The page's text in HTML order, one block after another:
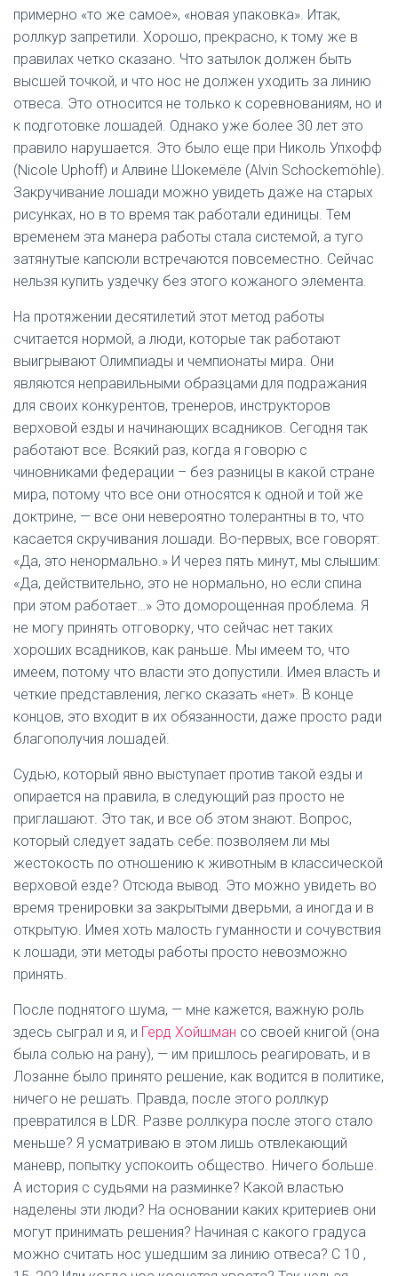
примерно «то же самое», «новая упаковка». Итак,
роллкур запретили. Хорошо, прекрасно, к тому же в
правилах четко сказано. Что затылок должен быть
высшей точкой, и что нос не должен уходить за линию
отвеса. Это относится не только к соревнованиям, но и
к подготовке лошадей. Однако уже более 30 лет это
правило нарушается. Это было еще при Николь Упхофф
(Nicole Uphoff) и Алвине Шокемёле (Alvin Schockemöhle).
Закручивание лошади можно увидеть даже на старых
рисунках, но в то время так работали единицы. Тем
временем эта манера работы стала системой, а туго
затянутые капсюли встречаются повсеместно. Сейчас
нельзя купить уздечку без этого кожаного элемента.
На протяжении десятилетий этот метод работы
считается нормой, а люди, которые так работают
выигрывают Олимпиады и чемпионаты мира. Они
являются неправильными образцами для подражания
для своих конкурентов, тренеров, инструкторов
верховой езды и начинающих всадников. Сегодня так
работают все. Всякий раз, когда я говорю с
чиновниками федерации – без разницы в какой стране
мира, потому что все они относятся к одной и той же
доктрине, — все они невероятно толерантны в то, что
касается скручивания лошади. Во-первых, все говорят:
«Да, это ненормально.» И через пять минут, мы слышим:
«Да, действительно, это не нормально, но если спина
при этом работает…» Это доморощенная проблема. Я
не могу принять отговорку, что сейчас нет таких
хороших всадников, как раньше. Мы имеем то, что
имеем, потому что власти это допустили. Имея власть и
четкие представления, легко сказать «нет». В конце
концов, это входит в их обязанности, даже просто ради
благополучия лошадей.
Судью, который явно выступает против такой езды и
опирается на правила, в следующий раз просто не
приглашают. Это так, и все об этом знают. Вопрос,
который следует задать себе: позволяем ли мы
жестокость по отношению к животным в классической
верховой езде? Отсюда вывод. Это можно увидеть во
время тренировки за закрытыми дверьми, а иногда и в
открытую. Имея хоть малость гуманности и сочувствия
к лошади, эти методы работы просто невозможно
принять.
После поднятого шума, — мне кажется, важную роль
здесь сыграл и я, и Герд Хойшман со своей книгой (она
была солью на рану), — им пришлось реагировать, и в
Лозанне было принято решение, как водится в политике,
ничего не решать. Правда, после этого роллкур
превратился в LDR. Разве роллкура после этого стало
меньше? Я усматриваю в этом лишь отвлекающий
маневр, попытку успокоить общество. Ничего больше.
А история с судьями на разминке? Какой властью
наделены эти люди? На основании каких критериев они
могут принимать решения? Начиная с какого градуса
можно считать нос ушедшим за линию отвеса? С 10 ,